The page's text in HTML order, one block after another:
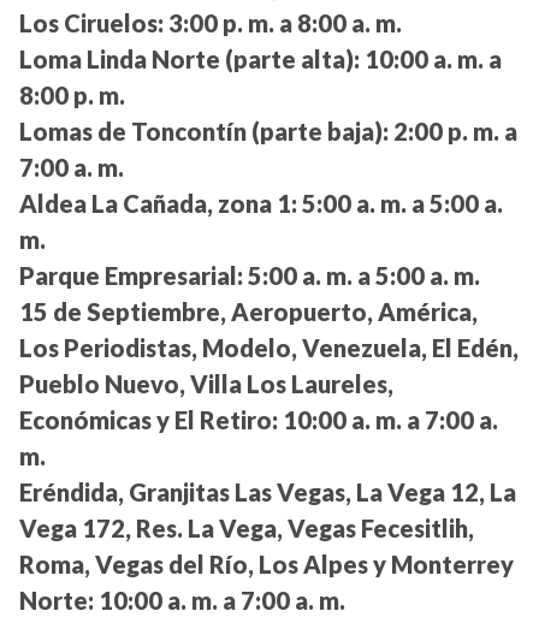
Los Ciruelos: 3:00 p. m. a 8:00 a. m.
Loma Linda Norte (parte alta): 10:00 a. m. a
8:00 p. m.
Lomas de Toncontín (parte baja): 2:00 p. m. a
7:00 a. m.
Aldea La Cañada, zona 1: 5:00 a. m. a 5:00 a.
m.
Parque Empresarial: 5:00 a. m. a 5:00 a. m.
15 de Septiembre, Aeropuerto, América,
Los Periodistas, Modelo, Venezuela, El Edén,
Pueblo Nuevo, Villa Los Laureles,
Económicas y El Retiro: 10:00 a. m. a 7:00 a.
m.
Eréndida, Granjitas Las Vegas, La Vega 12, La
Vega 172, Res. La Vega, Vegas Fecesitlih,
Roma, Vegas del Río, Los Alpes y Monterrey
Norte: 10:00 a. m. a 7:00 a. m.